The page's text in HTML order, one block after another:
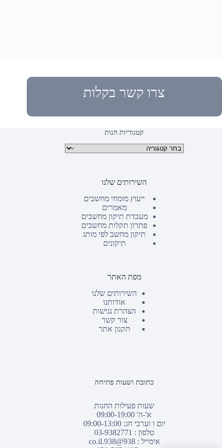
צרו קשר בקלות
קטגוריות חנות
קטגוריות מוצרים
השירותים שלנו
ייעוץ מומחי מחשבים
מאמרים
מעבדת תיקון מחשבים
פתרון תקלות מחשבים
תיקון מחשב לפי מותג
תיקונים
מפת האתר
השירותים שלנו
אודותנו
הצהרת נגישות
צור קשר
תקנון אתר
כתובת ושעות פתיחה
שעות פעילות החנות
א'-ה' 09:00-19:00
יום ו וערבי חג: 09:00-13:00
טלפון : 03-9382771
אימייל :938@938.co.il